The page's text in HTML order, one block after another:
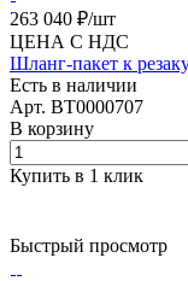
263 040 ₽/шт
ЦЕНА С НДС
Шланг-пакет к
Есть в наличии
Арт. BT0000707
В корзину
Купить в 1 клик
Быстрый просмотр